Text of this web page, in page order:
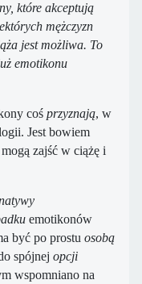
które akceptują
mężczyzn
jest możliwa. To
emotikonu
coś przyznają, w
Jest bowiem
zajść w ciążę i
emotikonów
być po prostu osobą
spójnej opcji
wspomniano na